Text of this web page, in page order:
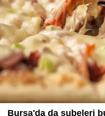
Bursa'da da şubeleri